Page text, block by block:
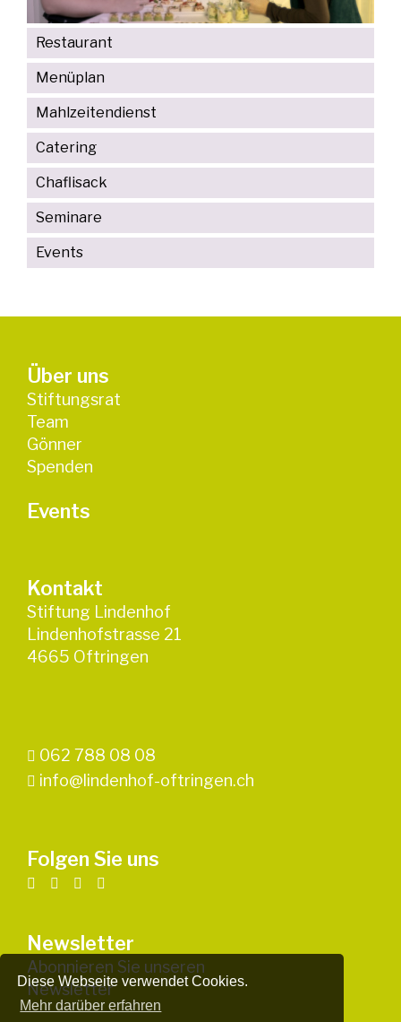
Diese Webseite verwendet Cookies.
Mehr darüber erfahren
Restaurant
Menüplan
Mahlzeitendienst
Catering
Chaflisack
Seminare
Events
Über uns
Stiftungsrat
Team
Gönner
Spenden
Events
Kontakt
Stiftung Lindenhof
Lindenhofstrasse 21
4665 Oftringen
062 788 08 08
info@lindenhof-oftringen.ch
Folgen Sie uns
Newsletter
Abonnieren Sie unseren
Newsletter